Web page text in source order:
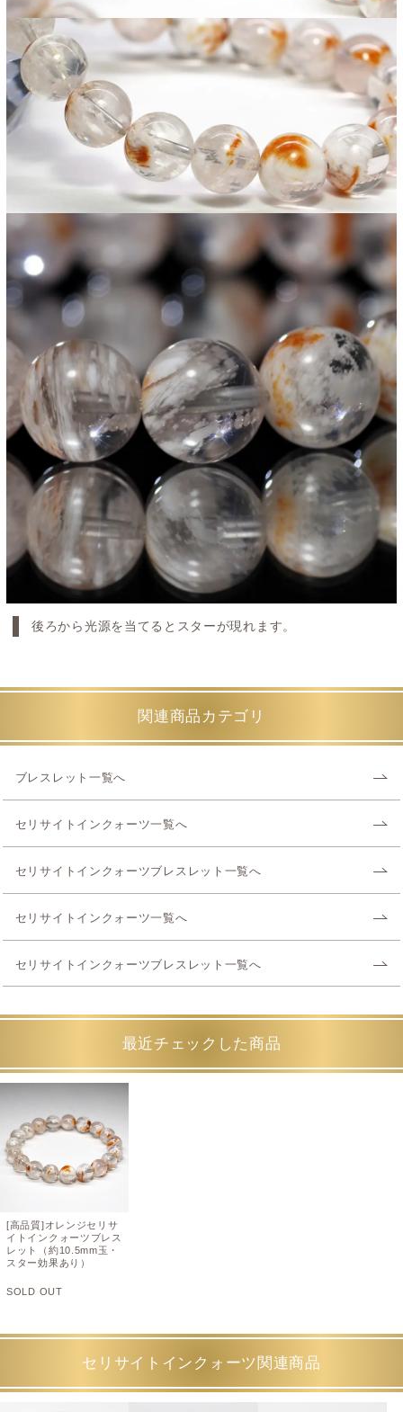
後ろから光源を当てるとスターが現れます。
関連商品カテゴリ
ブレスレット一覧へ
セリサイトインクォーツ一覧へ
セリサイトインクォーツブレスレット一覧へ
セリサイトインクォーツ一覧へ
セリサイトインクォーツブレスレット一覧へ
最近チェックした商品
[高品質]オレンジセリサ
イトインクォーツブレス
レット（約10.5mm玉・
スター効果あり）
SOLD OUT
セリサイトインクォーツ関連商品